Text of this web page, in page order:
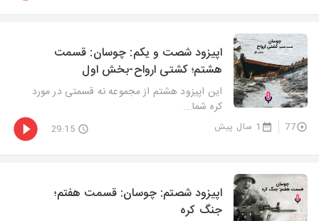
اپیزود شصت و یکم: چوسان: قسمت
هشتم؛ کشتی ارواح-بخش اول
این اپیزود هشتم از مجموعه نه قسمتی در مورد
کره شما...
77 1 سال پیش 29:15
اپیزود شصتم: چوسان: قسمت هفتم؛
جنگ کره